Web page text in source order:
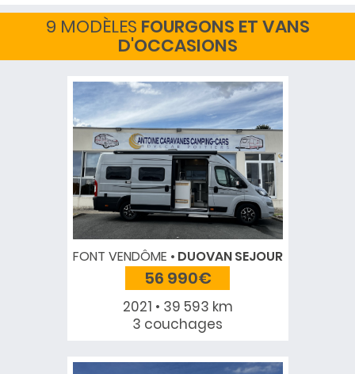
9 MODÈLES FOURGONS ET VANS
D'OCCASIONS
FONT VENDÔME DUOVAN SEJOUR
56 990€
2021 • 39 593 km
3 couchages